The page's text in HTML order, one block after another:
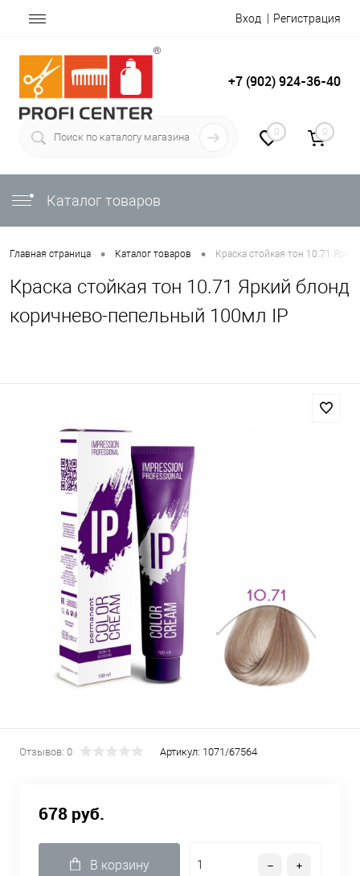
Вход Регистрация
+7 (902) 924-36-40
0 0
Каталог товаров
Главная страница • Каталог товаров • Краска стойкая тон 10.71
Краска стойкая тон 10.71 Яркий блонд
коричнево-пепельный 100мл IP
Отзывов: 0 Артикул: 1071/67564
678 руб.
В корзину